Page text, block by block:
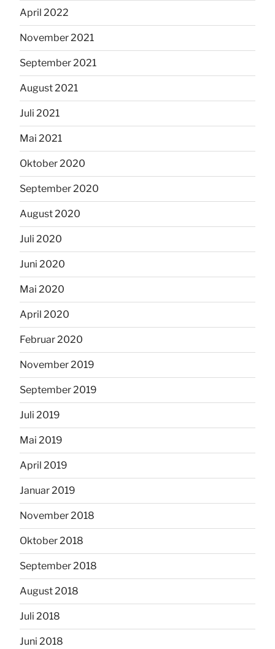
April 2022
November 2021
September 2021
August 2021
Juli 2021
Mai 2021
Oktober 2020
September 2020
August 2020
Juli 2020
Juni 2020
Mai 2020
April 2020
Februar 2020
November 2019
September 2019
Juli 2019
Mai 2019
April 2019
Januar 2019
November 2018
Oktober 2018
September 2018
August 2018
Juli 2018
Juni 2018